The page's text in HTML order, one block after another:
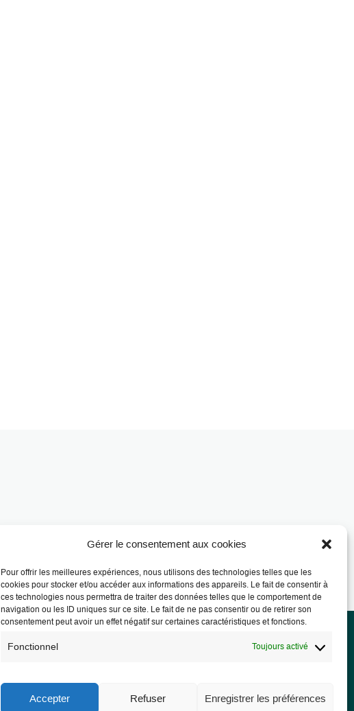
Gérer le consentement aux cookies
Pour offrir les meilleures expériences, nous utilisons des technologies telles que les
cookies pour stocker et/ou accéder aux informations des appareils. Le fait de consentir à
ces technologies nous permettra de traiter des données telles que le comportement de
navigation ou les ID uniques sur ce site. Le fait de ne pas consentir ou de retirer son
consentement peut avoir un effet négatif sur certaines caractéristiques et fonctions.
Fonctionnel Toujours activé
Accepter Refuser Enregistrer les préférences
Mentions légales
RGPD